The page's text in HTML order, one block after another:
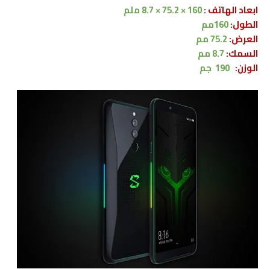
ابعاد الهاتف :160 × 75.2 × 8.7 ملم
الطول:160مم
العرض:
السمك:8.7 مم
الوزن: